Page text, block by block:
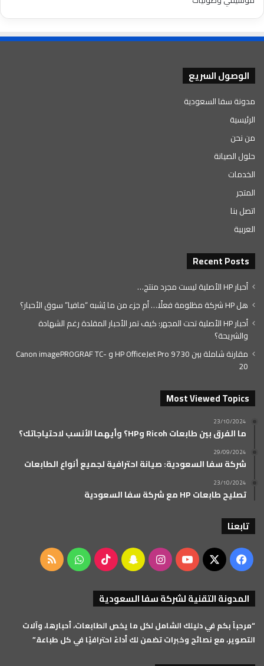
الوصول السريع
مدونة سفا السعودية
الرئيسية
من نحن
حلول الصيانة
الخدمات
المتجر
اتصل بنا
العربية
Recent Posts
أحبار HP الأصلية ليست مجرد منتج…
هل HP شركة مظلومة فعلًا… أم جزء من ما يُشبه “مافيا” سوق الأحبار؟
أحبار HP الأصلية تحت المجهر: كيف تمر الأحبار المقلدة رغم الشهادة
والشريحة؟
مقارنة شاملة بين HP OfficeJet Pro 9730 و Canon imagePROGRAF TC-
20
Most Viewed Topics
23/10/2024
ما الفرق بين طابعات Ricoh وHP؟ وأيهما الأنسب لاحتياجاتك؟
29/09/2024
شركة سفا السعودية: صيانة احترافية لجميع أنواع الطابعات
23/10/2024
تصليح طابعات HP مع شركة سفا السعودية
تابعنا
فيسبوك
‫X
‫YouTubeانستقرامسناب ‫TikTok واتساب ملخص
المدونة التقنية لشركة سفا السعودية
“مرحباً بكم في دليلك الشامل لكل ما يخص الطابعات، أحبارها، وآلات
التصوير، مع نصائح وخبرات تضمن لك أداءً احترافيًا في كل طباعة.”